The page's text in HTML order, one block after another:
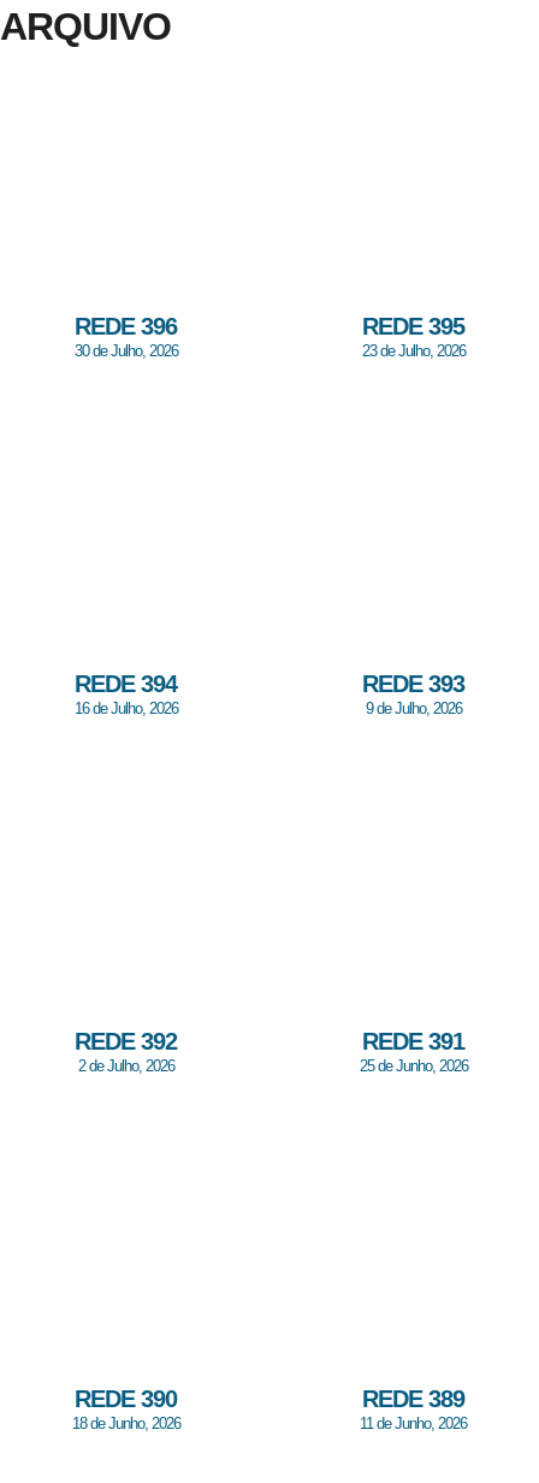
ARQUIVO
REDE 396
30 de Julho, 2026
REDE 395
23 de Julho, 2026
REDE 394
16 de Julho, 2026
REDE 393
9 de Julho, 2026
REDE 392
2 de Julho, 2026
REDE 391
25 de Junho, 2026
REDE 390
18 de Junho, 2026
REDE 389
11 de Junho, 2026